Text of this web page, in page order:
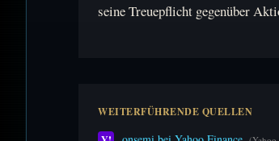
seine Treuepflicht gegenüber
WEITERFÜHRENDE QUELLEN